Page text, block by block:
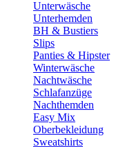
Unterwäsche
Unterhemden
BH & Bustiers
Slips
Panties & Hipster
Winterwäsche
Nachtwäsche
Schlafanzüge
Nachthemden
Easy Mix
Oberbekleidung
Sweatshirts